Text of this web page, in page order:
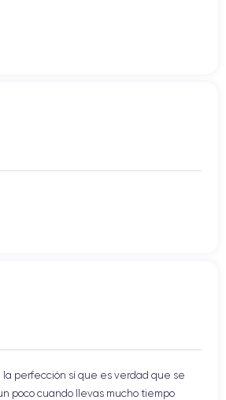
la perfección sí que es verdad que se
poco cuando llevas mucho tiempo